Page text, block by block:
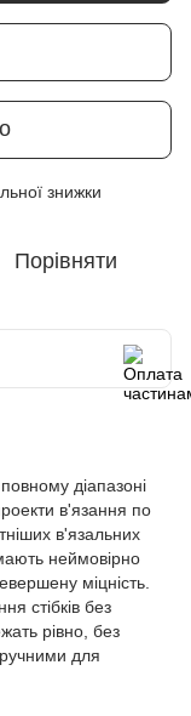
знижки
Порівняти
діапазоні
в'язання по
в'язальних
неймовірно
міцність.
стібків без
рівно, без
для